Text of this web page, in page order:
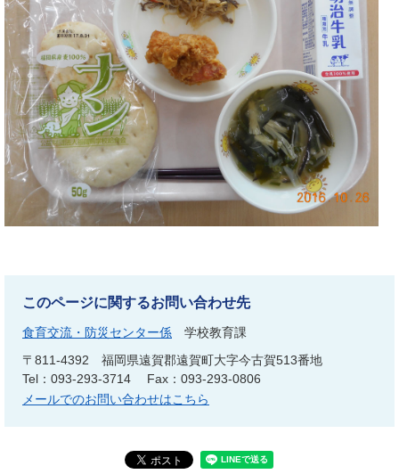
このページに関するお問い合わせ先
食育交流・防災センター係
学校教育課
〒811-4392
福岡県遠賀郡遠賀町大字今古賀513番地
Tel：093-293-3714
Fax：093-293-0806
メールでのお問い合わせはこちら